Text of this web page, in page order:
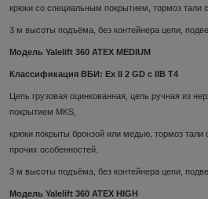
крюки со специальным покрытием, тормоз тали
3 м высоты подъёма, без контейнера цепи,
Модель Yalelift 360 ATEX MEDIUM
Классификация ВБИ: Ex II 2 GD c IIB T4
Цепь грузовая оцинкованная, цепь ручная из
покрытием MKS,
крюки покрыты бронзой или медью, тормоз
прочих особенностей.
3 м высоты подъёма, без контейнера цепи,
Модель Yalelift 360 ATEX HIGH